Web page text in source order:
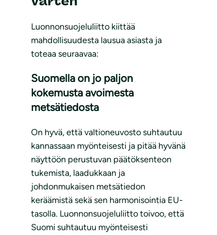
Luonnonsuojeluliitto kiittää
mahdollisuudesta lausua asiasta ja
toteaa seuraavaa:
Suomella on jo paljon
kokemusta avoimesta
metsätiedosta
On hyvä, että valtioneuvosto suhtautuu
kannassaan myönteisesti ja pitää hyvänä
näyttöön perustuvan päätöksenteon
tukemista, laadukkaan ja
johdonmukaisen metsätiedon
keräämistä sekä sen harmonisointia EU-
tasolla. Luonnonsuojeluliitto toivoo, että
Suomi suhtautuu myönteisesti